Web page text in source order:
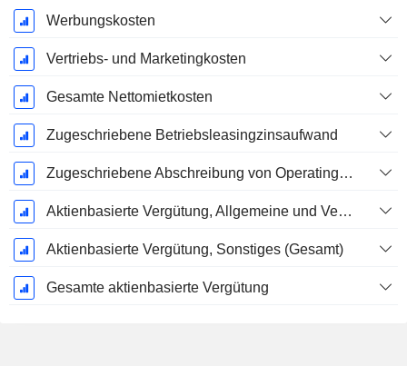
Werbungskosten
Vertriebs- und Marketingkosten
Gesamte Nettomietkosten
Zugeschriebene Betriebsleasingzinsaufwand
Zugeschriebene Abschreibung von Operating-Leasingverträgen
Aktienbasierte Vergütung, Allgemeine und Verwaltungskosten (Gesamt)
Aktienbasierte Vergütung, Sonstiges (Gesamt)
Gesamte aktienbasierte Vergütung